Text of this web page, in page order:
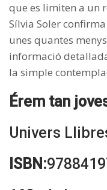
que es limiten a un
Sílvia Soler
unes quantes
informació
la simple
Érem tan
Univers
ISBN: